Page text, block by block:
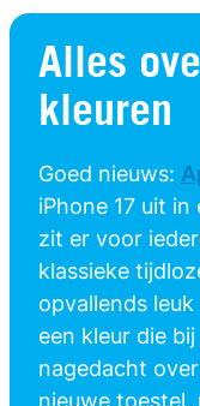
Alles
kleuren
Goed nieuws:
iPhone 17 uit
zit er voor
klassieke
opvallends
een kleur die
nagedacht
nieuwe